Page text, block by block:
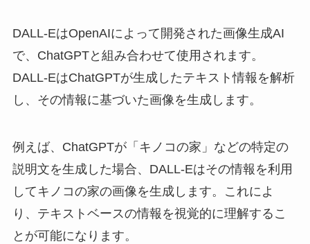
DALL-EはOpenAIによって開発された画像生成AI
で、ChatGPTと組み合わせて使用されます。
DALL-EはChatGPTが生成したテキスト情報を解析
し、その情報に基づいた画像を生成します。
例えば、ChatGPTが「キノコの家」などの特定の
説明文を生成した場合、DALL-Eはその情報を利用
してキノコの家の画像を生成します。これによ
り、テキストベースの情報を視覚的に理解するこ
とが可能になります。